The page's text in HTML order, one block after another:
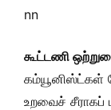
nn
கூட்டணி
கம்யூனிஸ்ட்கள்
உறவைச் சீராகப்